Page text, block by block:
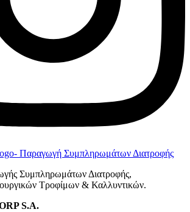
Συμπληρωμάτων Διατροφής,
Τροφίμων & Καλλυντικών.
S.A.